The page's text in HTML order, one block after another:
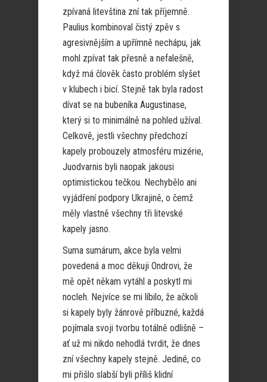
zpívaná litevština zní tak příjemně.
Paulius kombinoval čistý zpěv s
agresivnějším a upřímně nechápu, jak
mohl zpívat tak přesně a nefalešně,
když má člověk často problém slyšet
v klubech i bicí. Stejně tak byla radost
dívat se na bubeníka Augustinase,
který si to minimálně na pohled užíval.
Celkově, jestli všechny předchozí
kapely probouzely atmosféru mizérie,
Juodvarnis byli naopak jakousi
optimistickou tečkou. Nechybělo ani
vyjádření podpory Ukrajině, o čemž
měly vlastně všechny tři litevské
kapely jasno.
Suma sumárum, akce byla velmi
povedená a moc děkuji Ondrovi, že
mě opět někam vytáhl a poskytl mi
nocleh. Nejvíce se mi líbilo, že ačkoli
si kapely byly žánrově příbuzné, každá
pojímala svoji tvorbu totálně odlišně –
ať už mi nikdo nehodlá tvrdit, že dnes
zní všechny kapely stejně. Jediné, co
mi přišlo slabší byli příliš klidní